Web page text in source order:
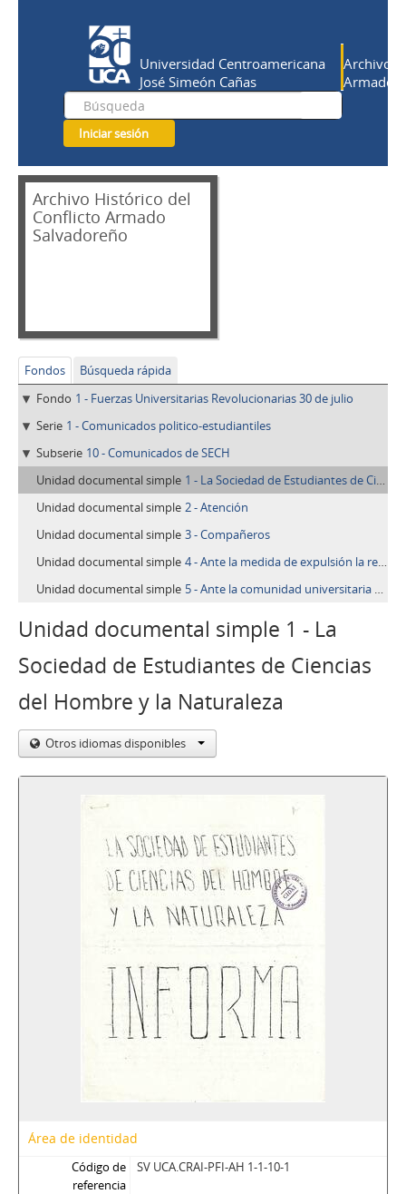
Universidad Centroamericana
José Simeón Cañas
Archivo
Armado
Iniciar sesión
Archivo Histórico del
Conflicto Armado
Salvadoreño
Fondos
Búsqueda rápida
Fondo 1 - Fuerzas Universitarias Revolucionarias 30 de julio
Serie 1 - Comunicados politico-estudiantiles
Subserie 10 - Comunicados de SECH
Unidad documental simple 1 - La Sociedad de Estudiantes de Ciencias del Hombre y la Naturaleza
Unidad documental simple 2 - Atención
Unidad documental simple 3 - Compañeros
Unidad documental simple 4 - Ante la medida de expulsión la respuesta: ¡¡organización!!
Unidad documental simple 5 - Ante la comunidad universitaria y pueblo en general
Unidad documental simple 1 - La
Sociedad de Estudiantes de Ciencias
del Hombre y la Naturaleza
Otros idiomas disponibles
Área de identidad
Código de
referencia
SV UCA.CRAI-PFI-AH 1-1-10-1